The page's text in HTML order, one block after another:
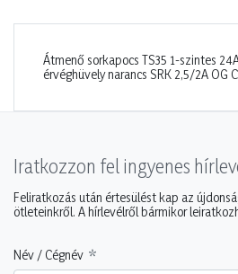
Átmenő sorkapocs TS35 1-szintes
érvéghüvely narancs SRK 2,5/2A OG
Iratkozzon fel ingyenes
Feliratkozás után értesülést kap az
ötleteinkről. A hírlevélről bármikor
Név / Cégnév